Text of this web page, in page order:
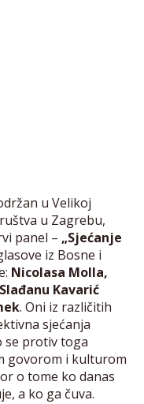
u Velikoj
u Zagrebu,
panel – „Sjećanje
iz Bosne i
Nicolasa Molla,
Kavarić
. Oni iz različitih
sjećanja
se protiv toga
govorom i kulturom
o tome ko danas
a ko ga čuva.